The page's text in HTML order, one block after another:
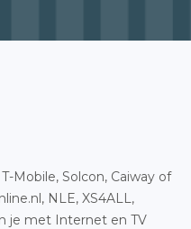
Mobile, Solcon, Caiway of
NLE, XS4ALL,
je met Internet en TV